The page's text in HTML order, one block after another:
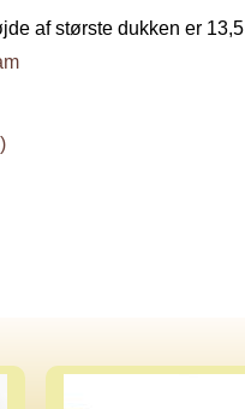
af største dukken er